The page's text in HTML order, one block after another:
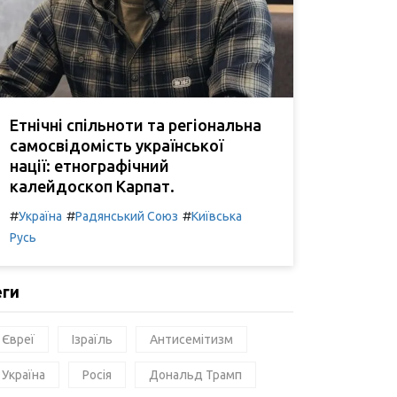
Етнічні спільноти та регіональна
самосвідомість української
нації: етнографічний
калейдоскоп Карпат.
#Україна #Радянський Союз #Київська
Русь
Євреї Ізраїль Антисемітизм
Україна Росія Дональд Трамп